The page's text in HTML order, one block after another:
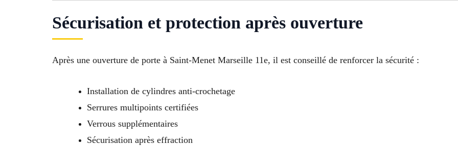
Sécurisation et protection après ouverture
Après une ouverture de porte à Saint-Menet Marseille 11e, il est conseillé de renforcer la sécurité :
Installation de cylindres anti-crochetage
Serrures multipoints certifiées
Verrous supplémentaires
Sécurisation après effraction